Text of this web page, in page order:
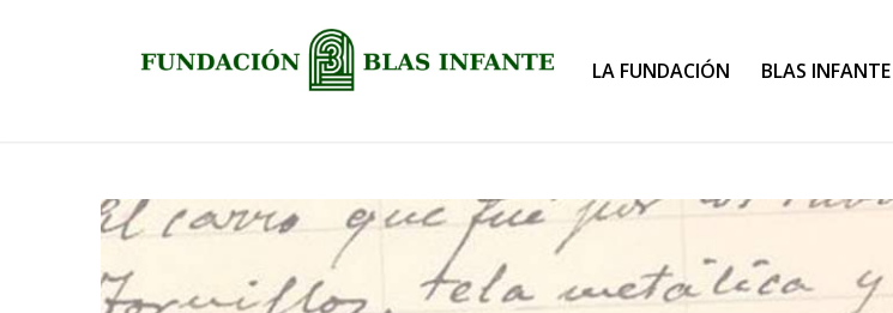
LA FUNDACIÓN BLAS INFANTE